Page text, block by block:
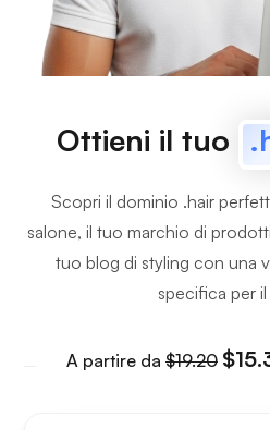
Ottieni il tuo
Scopri il dominio .hair
salone, il tuo marchio di
tuo blog di styling con una
specifica per
A partire da $19.20